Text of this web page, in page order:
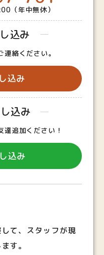
（年中無休）
込み
絡ください。
込み
込み
達追加ください！
込み
て、スタッフが現
す。